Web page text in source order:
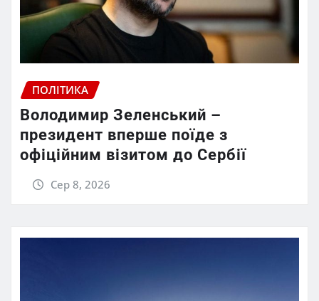
ПОЛІТИКА
Володимир Зеленський –
президент вперше поїде з
офіційним візитом до Сербії
Сер 8, 2026